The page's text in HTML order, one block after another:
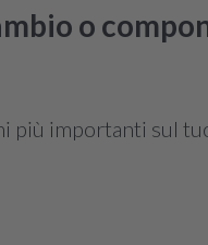
o
più importanti sul